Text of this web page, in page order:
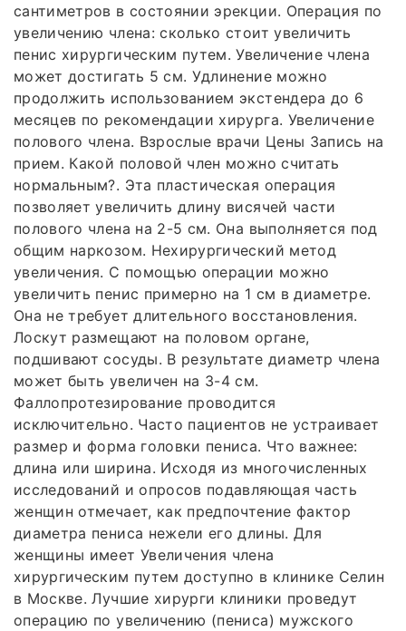
сантиметров в состоянии эрекции. Операция по
увеличению члена: сколько стоит увеличить
пенис хирургическим путем. Увеличение члена
может достигать 5 см. Удлинение можно
продолжить использованием экстендера до 6
месяцев по рекомендации хирурга. Увеличение
полового члена. Взрослые врачи Цены Запись на
прием. Какой половой член можно считать
нормальным?. Эта пластическая операция
позволяет увеличить длину висячей части
полового члена на 2-5 см. Она выполняется под
общим наркозом. Нехирургический метод
увеличения. С помощью операции можно
увеличить пенис примерно на 1 см в диаметре.
Она не требует длительного восстановления.
Лоскут размещают на половом органе,
подшивают сосуды. В результате диаметр члена
может быть увеличен на 3-4 см.
Фаллопротезирование проводится
исключительно. Часто пациентов не устраивает
размер и форма головки пениса. Что важнее:
длина или ширина. Исходя из многочисленных
исследований и опросов подавляющая часть
женщин отмечает, как предпочтение фактор
диаметра пениса нежели его длины. Для
женщины имеет Увеличения члена
хирургическим путем доступно в клинике Селин
в Москве. Лучшие хирурги клиники проведут
операцию по увеличению (пениса) мужского